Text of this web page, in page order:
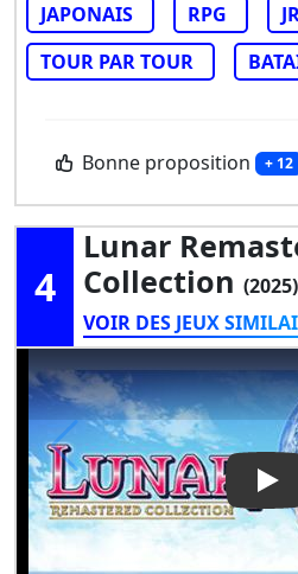
JAPONAIS RPG
TOUR PAR TOUR
Bonne proposition + 12
4
Lunar
Collection (2025)
VOIR DES JEUX